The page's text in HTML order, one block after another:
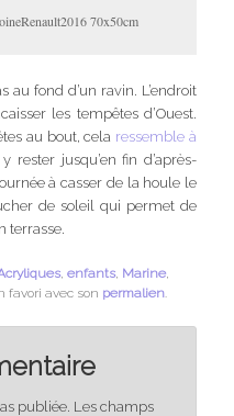
70x50cm
au fond d’un ravin. L’endroit
les tempêtes d’Ouest.
au bout, cela ressemble à
rester jusqu’en fin d’après-
à casser de la houle le
de soleil qui permet de
terrasse.
,enfants Marine
favori avec son permalien
publiée. Les champs